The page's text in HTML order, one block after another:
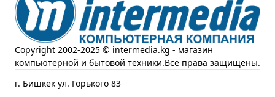
Copyright 2002-2025 © intermedia.kg - магазин
компьютерной и бытовой техники.Все права защищены.
г. Бишкек ул. Горького 83